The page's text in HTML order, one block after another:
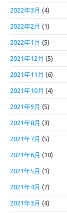
2022年3月 (4)
2022年2月 (1)
2022年1月 (5)
2021年12月 (5)
2021年11月 (6)
2021年10月 (4)
2021年9月 (5)
2021年8月 (3)
2021年7月 (5)
2021年6月 (10)
2021年5月 (1)
2021年4月 (7)
2021年3月 (4)